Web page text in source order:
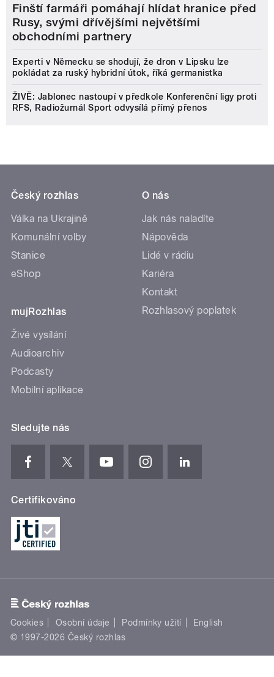
Finští farmáři pomáhají hlídat hranice před
Rusy, svými dřívějšími největšími
obchodními partnery
Experti v Německu se shodují, že dron v Lipsku lze
pokládat za ruský hybridní útok, říká germanistka
ŽIVĚ: Jablonec nastoupí v předkole Konferenční ligy proti
RFS, Radiožurnál Sport odvysílá přímý přenos
Český rozhlas
Válka na Ukrajině
Komunální volby
Stanice
eShop
mujRozhlas
Živé vysílání
Audioarchiv
Podcasty
Mobilní aplikace
O nás
Jak nás naladíte
Nápověda
Lidé v rádiu
Kariéra
Kontakt
Rozhlasový poplatek
Sledujte nás
Certifikováno
Cookies Osobní údaje Podmínky užití
English
© 1997-2026 Český rozhlas